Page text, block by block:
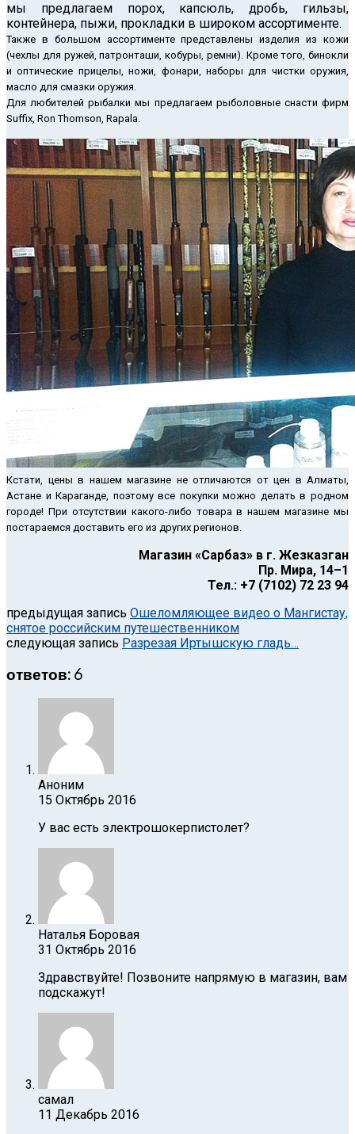
мы предлагаем порох, капсюль, дробь, гильзы,
контейнера, пыжи, прокладки в широком ассортименте.
Также в большом ассортименте представлены изделия из кожи
(чехлы для ружей, патронташи, кобуры, ремни). Кроме того, бинокли
и оптические прицелы, ножи, фонари, наборы для чистки оружия,
масло для смазки оружия.
Для любителей рыбалки мы предлагаем рыболовные снасти фирм
Suffix, Ron Thomson, Rapala.
Кстати, цены в нашем магазине не отличаются от цен в Алматы,
Астане и Караганде, поэтому все покупки можно делать в родном
городе! При отсутствии какого-либо товара в нашем магазине мы
постараемся доставить его из других регионов.
Магазин «Сарбаз» в г. Жезказган
Пр. Мира, 14–1
Тел.: +7 (7102) 72 23 94
предыдущая запись Ошеломляющее видео о Мангистау,
снятое российским путешественником
следующая запись Разрезая Иртышскую гладь…
ответов: 6
Аноним
15 Октябрь 2016
У вас есть электрошокерпистолет?
Наталья Боровая
31 Октябрь 2016
Здравствуйте! Позвоните напрямую в магазин, вам
подскажут!
самал
11 Декабрь 2016